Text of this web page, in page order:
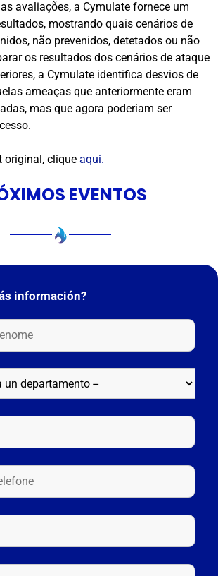
avaliações, a Cymulate fornece um
mostrando quais cenários de
não prevenidos, detetados ou não
os resultados dos cenários de ataque
a Cymulate identifica desvios de
ameaças que anteriormente eram
mas que agora poderiam ser
original, clique aqui.
EVENTOS
información?